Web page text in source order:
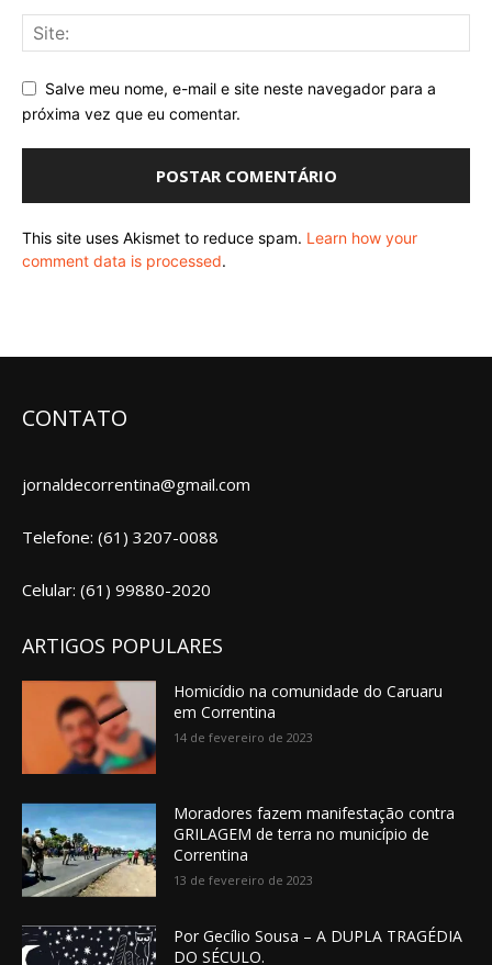
Salve meu nome, e-mail e site neste navegador para a
próxima vez que eu comentar.
This site uses Akismet to reduce spam. Learn how your
comment data is processed.
CONTATO
jornaldecorrentina@gmail.com
Telefone: (61) 3207-0088
Celular: (61) 99880-2020
ARTIGOS POPULARES
Homicídio na comunidade do Caruaru
em Correntina
14 de fevereiro de 2023
Moradores fazem manifestação contra
GRILAGEM de terra no município de
Correntina
13 de fevereiro de 2023
Por Gecílio Sousa – A DUPLA TRAGÉDIA
DO SÉCULO.